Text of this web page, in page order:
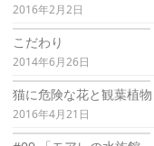
2016年2月2日
こだわり
2014年6月26日
猫に危険な花と観葉植物
2016年4月21日